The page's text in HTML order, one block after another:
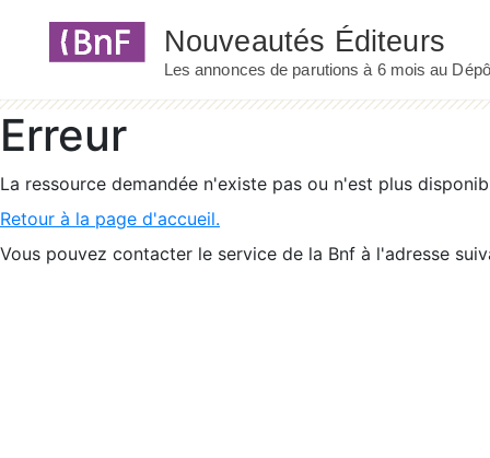
Erreur
La ressource demandée n'existe pas ou n'est plus
Retour à la page d'accueil.
Vous pouvez contacter le service de la Bnf à l'adresse